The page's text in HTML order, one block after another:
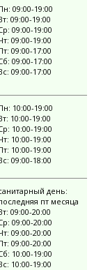
09:00-19:00
09:00-19:00
09:00-19:00
09:00-19:00
09:00-17:00
09:00-17:00
09:00-17:00
10:00-19:00
10:00-19:00
10:00-19:00
10:00-19:00
10:00-19:00
09:00-18:00
день:
пт месяца
09:00-20:00
09:00-20:00
09:00-20:00
09:00-20:00
10:00-19:00
10:00-19:00